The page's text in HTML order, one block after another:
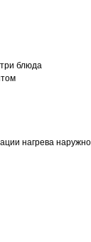
блюда
нагрева